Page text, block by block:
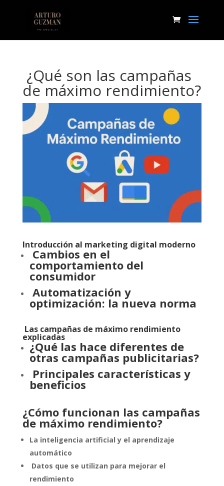
¿Qué son las campañas
de máximo rendimiento?
Introducción al marketing digital moderno
Cambios en el
comportamiento del
consumidor
Automatización y
optimización: la nueva norma
Las campañas de máximo rendimiento
explicadas
¿Qué las hace diferentes de
otras campañas publicitarias?
Principales características y
beneficios
¿Cómo funcionan las campañas
de máximo rendimiento?
La inteligencia artificial y el aprendizaje
automático
Datos que se utilizan para mejorar el
rendimiento